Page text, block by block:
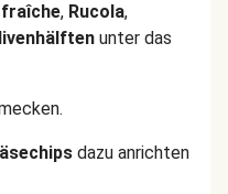
, Rucola,
unter das
dazu anrichten